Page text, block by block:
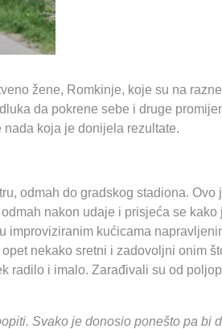
žene, Romkinje, koje su na
da pokrene sebe i druge
koja je donijela rezultate.
odmah do gradskog stadiona. Ovo
nakon udaje i prisjeća se kako
kućicama
nekako sretni i zadovoljni onim
radilo i imalo. Zarađivali su od
Svako je donosio ponešto pa bi